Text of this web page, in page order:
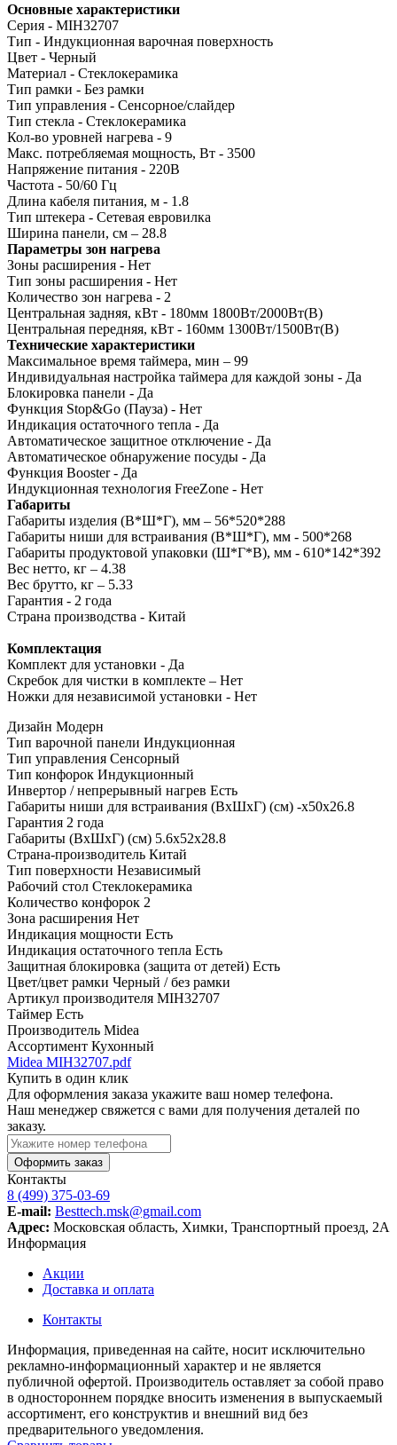
Основные характеристики
Серия - MIH32707
Тип - Индукционная варочная поверхность
Цвет - Черный
Материал - Стеклокерамика
Тип рамки - Без рамки
Тип управления - Сенсорное/слайдер
Тип стекла - Стеклокерамика
Кол-во уровней нагрева - 9
Макс. потребляемая мощность, Вт - 3500
Напряжение питания - 220В
Частота - 50/60 Гц
Длина кабеля питания, м - 1.8
Тип штекера - Сетевая евровилка
Ширина панели, см – 28.8
Параметры зон нагрева
Зоны расширения - Нет
Тип зоны расширения - Нет
Количество зон нагрева - 2
Центральная задняя, кВт - 180мм 1800Вт/2000Вт(B)
Центральная передняя, кВт - 160мм 1300Вт/1500Вт(B)
Технические характеристики
Максимальное время таймера, мин – 99
Индивидуальная настройка таймера для каждой зоны - Да
Блокировка панели - Да
Функция Stop&Go (Пауза) - Нет
Индикация остаточного тепла - Да
Автоматическое защитное отключение - Да
Автоматическое обнаружение посуды - Да
Функция Booster - Да
Индукционная технология FreeZone - Нет
Габариты
Габариты изделия (В*Ш*Г), мм – 56*520*288
Габариты ниши для встраивания (В*Ш*Г), мм - 500*268
Габариты продуктовой упаковки (Ш*Г*В), мм - 610*142*392
Вес нетто, кг – 4.38
Вес брутто, кг – 5.33
Гарантия - 2 года
Страна производства - Китай
Комплектация
Комплект для установки - Да
Скребок для чистки в комплекте – Нет
Ножки для независимой установки - Нет
Дизайн Модерн
Тип варочной панели Индукционная
Тип управления Сенсорный
Тип конфорок Индукционный
Инвертор / непрерывный нагрев Есть
Габариты ниши для встраивания (ВхШхГ) (см) -х50х26.8
Гарантия 2 года
Габариты (ВхШхГ) (см) 5.6х52х28.8
Страна-производитель Китай
Тип поверхности Независимый
Рабочий стол Стеклокерамика
Количество конфорок 2
Зона расширения Нет
Индикация мощности Есть
Индикация остаточного тепла Есть
Защитная блокировка (защита от детей) Есть
Цвет/цвет рамки Черный / без рамки
Артикул производителя MIH32707
Таймер Есть
Производитель Midea
Ассортимент Кухонный
Midea MIH32707.pdf
Купить в один клик
Для оформления заказа укажите ваш номер телефона.
Наш менеджер свяжется с вами для получения деталей по
заказу.
Оформить заказ
Контакты
8 (499) 375-03-69
E-mail: Besttech.msk@gmail.com
Адрес: Московская область, Химки, Транспортный проезд, 2А
Информация
Акции
Доставка и оплата
Контакты
Информация, приведенная на сайте, носит исключительно
рекламно-информационный характер и не является
публичной офертой. Производитель оставляет за собой право
в одностороннем порядке вносить изменения в выпускаемый
ассортимент, его конструктив и внешний вид без
предварительного уведомления.